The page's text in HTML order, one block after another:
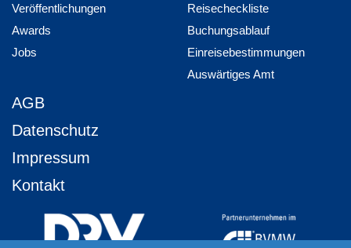
Veröffentlichungen
Awards
Jobs
Reisecheckliste
Buchungsablauf
Einreisebestimmungen
Auswärtiges Amt
AGB
Datenschutz
Impressum
Kontakt